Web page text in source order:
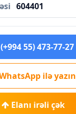
604401
(+994 55) 473-77-27
ilə yazın
Elanı irəli çək